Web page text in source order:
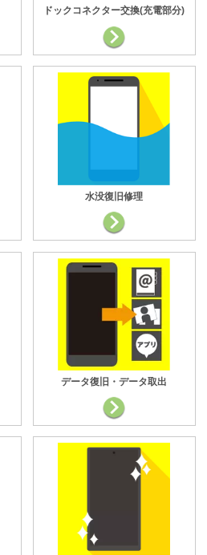
ドックコネクター交換(充電部分)
水没復旧修理
データ復旧・データ取出